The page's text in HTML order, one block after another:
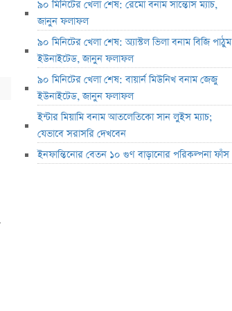
৯০ মিনিটের খেলা শেষ: রেমো বনাম সান্তোস ম্যাচ,
জানুন ফলাফল
৯০ মিনিটের খেলা শেষ: অ্যাস্টল ভিলা বনাম বিজি পাঠুম
ইউনাইটেড, জানুন ফলাফল
৯০ মিনিটের খেলা শেষ: বায়ার্ন মিউনিখ বনাম জেজু
ইউনাইটেড, জানুন ফলাফল
ইন্টার মিয়ামি বনাম আতলেতিকো সান লুইস ম্যাচ;
যেভাবে সরাসরি দেখবেন
ইনফান্তিনোর বেতন ১০ গুণ বাড়ানোর পরিকল্পনা ফাঁস